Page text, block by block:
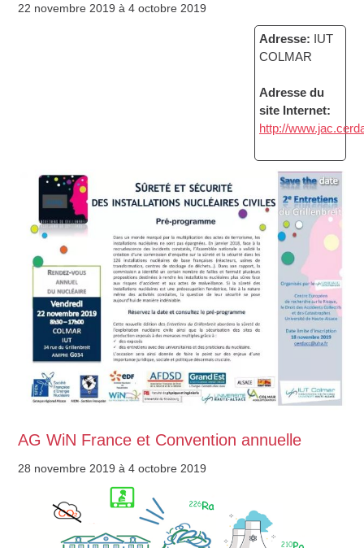
22 novembre 2019 à 4 octobre 2019
Adresse: IUT
COLMAR
Adresse du
site Internet:
http://
AG WiN France et Convention annuelle
28 novembre 2019 à 4 octobre 2019